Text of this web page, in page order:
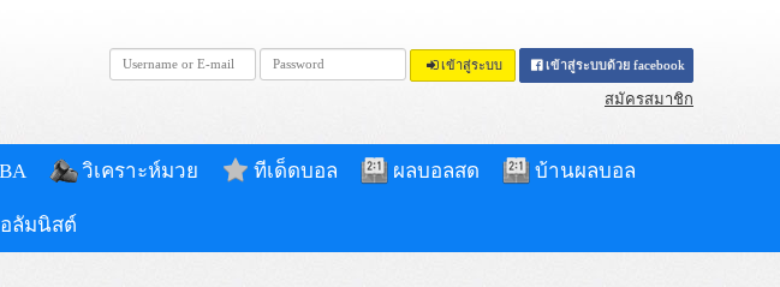
เข้าสู่ระบบ เข้าสู่ระบบด้วย facebook
สมัครสมาชิก
วิเคราะห์มวย ทีเด็ดบอล ผลบอลสด บ้านผลบอล
ลัมนิสต์